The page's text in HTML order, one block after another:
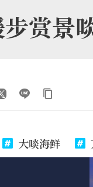
赏景
大啖海鲜